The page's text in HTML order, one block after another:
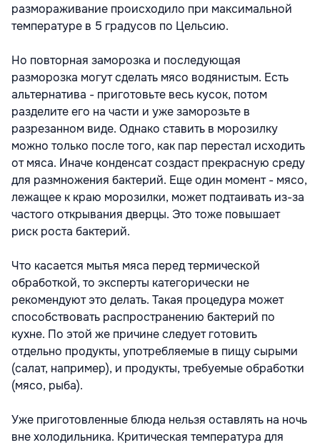
размораживание происходило при максимальной
температуре в 5 градусов по Цельсию.
Но повторная заморозка и последующая
разморозка могут сделать мясо водянистым. Есть
альтернатива - приготовьте весь кусок, потом
разделите его на части и уже заморозьте в
разрезанном виде. Однако ставить в морозилку
можно только после того, как пар перестал исходить
от мяса. Иначе конденсат создаст прекрасную среду
для размножения бактерий. Еще один момент - мясо,
лежащее к краю морозилки, может подтаивать из-за
частого открывания дверцы. Это тоже повышает
риск роста бактерий.
Что касается мытья мяса перед термической
обработкой, то эксперты категорически не
рекомендуют это делать. Такая процедура может
способствовать распространению бактерий по
кухне. По этой же причине следует готовить
отдельно продукты, употребляемые в пищу сырыми
(салат, например), и продукты, требуемые обработки
(мясо, рыба).
Уже приготовленные блюда нельзя оставлять на ночь
вне холодильника. Критическая температура для